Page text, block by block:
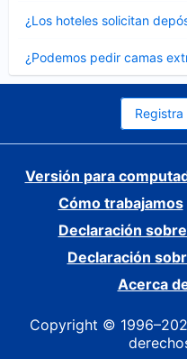
¿Los hoteles solicitan
cerrado
¿Podemos pedir camas
cerrado
Versión para
Cómo trabajamos
Declaración
Declaración
Acerca
Copyright ©